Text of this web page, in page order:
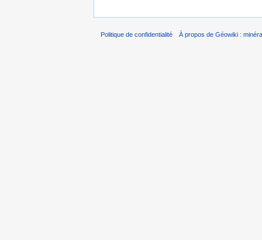
Politique de confidentialité À propos de Géowiki :